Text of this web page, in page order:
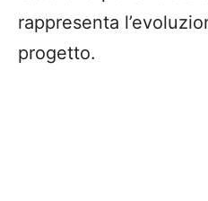
rappresenta
progetto.